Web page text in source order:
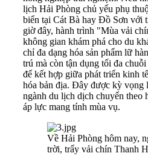
lịch Hải Phòng chủ yếu phụ
biển tại Cát Bà hay Đồ Sơn với
giờ đây, hành trình "Mùa vải
không gian khám phá cho du
chỉ đa dạng hóa sản phẩm lữ
trú mà còn tận dụng tối đa
để kết hợp giữa phát triển kinh
hóa bản địa. Đây được kỳ vọng
ngành du lịch dịch chuyển theo
áp lực mang tính mùa vụ.
Về Hải Phòng hôm nay,
trời, trẩy vải chín Thanh